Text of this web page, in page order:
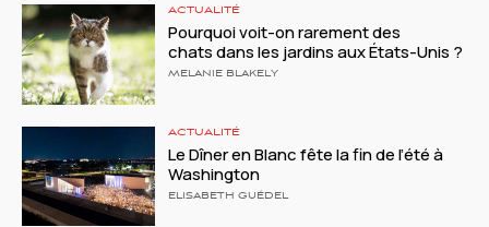
ACTUALITÉ
Pourquoi voit-on rarement des
chats dans les jardins aux États-Unis ?
MELANIE BLAKELY
ACTUALITÉ
Le Dîner en Blanc fête la fin de l’été à
Washington
ELISABETH GUÉDEL